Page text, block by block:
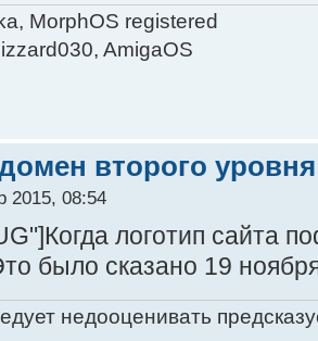
MorphOS registered
AmigaOS
второго уровня
2015, 08:54
логотип сайта
было сказано 19
недооценивать